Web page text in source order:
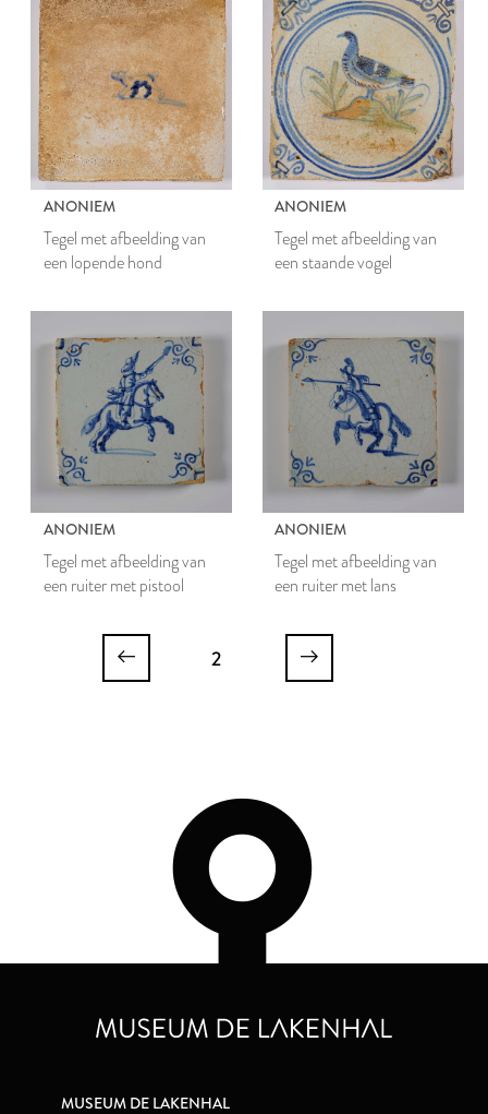
ANONIEM
Tegel met afbeelding van
een lopende hond
ANONIEM
Tegel met afbeelding van
een staande vogel
ANONIEM
Tegel met afbeelding van
een ruiter met pistool
ANONIEM
Tegel met afbeelding van
een ruiter met lans
2
MUSEUM DE LAKENHAL